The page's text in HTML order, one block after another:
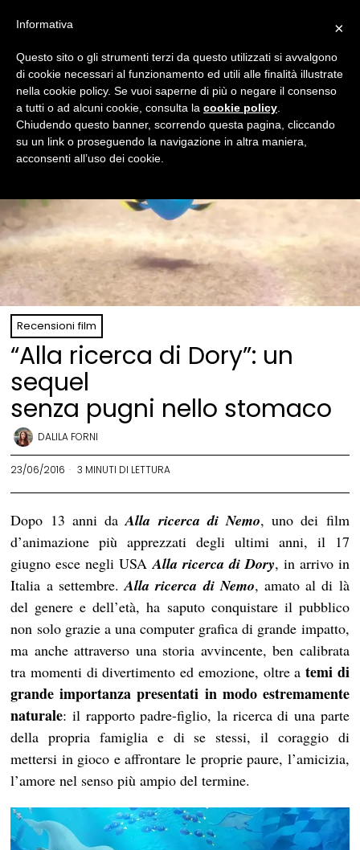
Recensioni film
“Alla ricerca di Dory”: un
sequel
senza pugni nello stomaco
DALILA FORNI
23/06/2016 3 MINUTI DI LETTURA
Dopo 13 anni da Alla ricerca di Nemo, uno dei film
d’animazione più apprezzati degli ultimi anni, il 17
giugno esce negli USA Alla ricerca di Dory, in arrivo in
Italia a settembre.Alla ricerca di Nemo, amato al di là
del genere e dell’età, ha saputo conquistare il pubblico
non solo grazie a una computer grafica di grande impatto,
ma anche attraverso una storia avvincente, ben calibrata
tra momenti di divertimento ed emozione, oltre a temi di
grande importanza presentati in modo estremamente
naturale: il rapporto padre-figlio, la ricerca di una parte
della propria famiglia e di se stessi, il coraggio di
mettersi in gioco e affrontare le proprie paure, l’amicizia,
l’amore nel senso più ampio del termine.
×
Informativa
Questo sito o gli strumenti terzi da questo utilizzati si avvalgono
di cookie necessari al funzionamento ed utili alle finalità illustrate
nella cookie policy. Se vuoi saperne di più o negare il consenso
a tutti o ad alcuni cookie, consulta la cookie policy
Chiudendo questo banner, scorrendo questa pagina, cliccando
su un link o proseguendo la navigazione in altra maniera,
acconsenti all’uso dei cookie.